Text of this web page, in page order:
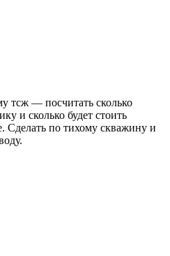
тсж — посчитать сколько
и сколько будет стоить
Сделать по тихому скважину и